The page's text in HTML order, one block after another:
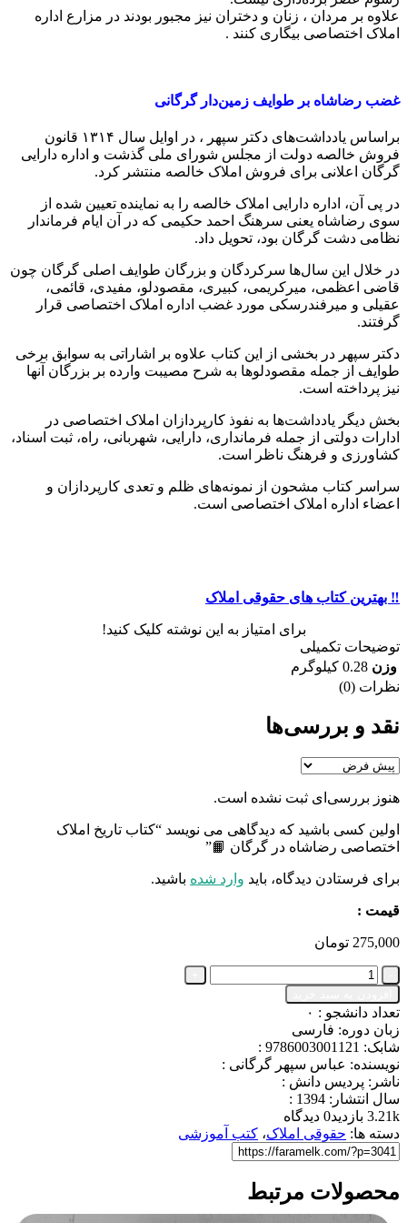
علاوه بر مردان ، زنان و دختران نیز مجبور بودند در مزارع اداره
املاک اختصاصی بیگاری کنند .
غضب رضاشاه بر طوایف زمین‌دار گرگانی
براساس یادداشت‏‌های دکتر سپهر ، در اوایل سال ۱۳۱۴ قانون
فروش خالصه دولت از مجلس شورای ملی گذشت و اداره دارایی
گرگان اعلانی برای فروش املاک خالصه منتشر کرد.
در پی آن، اداره دارایی املاک خالصه را به نماینده تعیین شده از
سوی رضاشاه یعنی سرهنگ احمد حکیمی که در آن ایام فرماندار
نظامی دشت گرگان بود، تحویل داد.
در خلال این سال‏‌ها سرکردگان و بزرگان طوایف اصلی گرگان چون
قاضی‏ اعظمی، میرکریمی، کبیری، مقصودلو، مفیدی، قائمی،
عقیلی و میرفندرسکی مورد غضب اداره املاک اختصاصی قرار
گرفتند.
دکتر سپهر در بخشی از این کتاب علاوه بر اشاراتی به سوابق برخی
طوایف از جمله مقصودلوها به شرح مصیبت وارده بر بزرگان آنها
نیز پرداخته است.
بخش دیگر یادداشت‌‏ها به نفوذ کارپردازان املاک اختصاصی در
ادارات دولتی از جمله فرمانداری، دارایی، شهربانی، راه، ثبت اسناد،
کشاورزی و فرهنگ ناظر است.
سراسر کتاب مشحون از نمونه‏‌های ظلم و تعدی کارپردازان و
اعضاء اداره املاک اختصاصی است.
‼️ بهترین کتاب های حقوقی املاک
برای امتیاز به این نوشته کلیک کنید!
توضیحات تکمیلی
وزن 0.28 کیلوگرم
نظرات (0)
نقد و بررسی‌ها
هنوز بررسی‌ای ثبت نشده است.
اولین کسی باشید که دیدگاهی می نویسد “کتاب تاریخ املاک
اختصاصی رضاشاه در گرگان 📙”
برای فرستادن دیدگاه، باید وارد شده باشید.
قیمت :
275,000 تومان
کتاب
تاریخ
املاک
اختصاصی
رضاشاه
در
گرگان
📙
عدد
تعداد دانشجو : ۰
زبان دوره: فارسی
شابک: 9786003001121 :
نویسنده: عباس سپهر گرگانی :
ناشر: پردیس دانش :
سال انتشار: 1394 :
3.21k بازدید
0 دیدگاه
دسته ها: حقوقی املاک، کتب آموزشی
محصولات مرتبط